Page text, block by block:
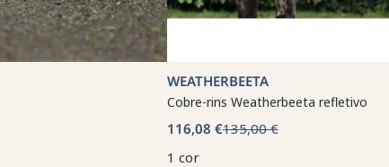
WEATHERBEETA
Cobre-rins Weatherbeeta refletivo
116,08 €135,00 €
1 cor